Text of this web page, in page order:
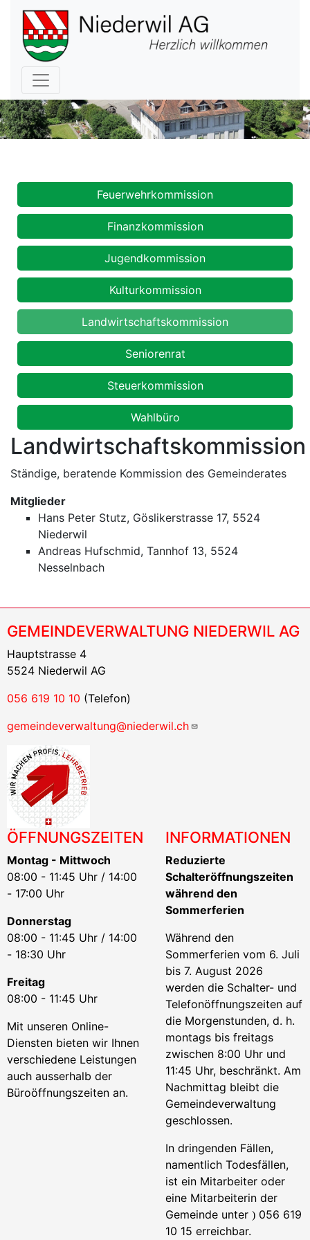
Hauptnavigation
Kommissionen
Feuerwehrkommission
Finanzkommission
Jugendkommission
Kulturkommission
Landwirtschaftskommission
Seniorenrat
Steuerkommission
Wahlbüro
Landwirtschaftskommission
Ständige, beratende Kommission des Gemeinderates
Mitglieder
Hans Peter Stutz, Göslikerstrasse 17, 5524
Niederwil
Andreas Hufschmid, Tannhof 13, 5524
Nesselnbach
GEMEINDEVERWALTUNG NIEDERWIL AG
Hauptstrasse 4
5524 Niederwil AG
056 619 10 10 (Telefon)
gemeindeverwaltung@niederwil.ch
ÖFFNUNGSZEITEN
Montag - Mittwoch
08:00 - 11:45 Uhr / 14:00
- 17:00 Uhr
Donnerstag
08:00 - 11:45 Uhr / 14:00
- 18:30 Uhr
Freitag
08:00 - 11:45 Uhr
Mit unseren Online-
Diensten bieten wir Ihnen
verschiedene Leistungen
auch ausserhalb der
Büroöffnungszeiten an.
INFORMATIONEN
Reduzierte
Schalteröffnungszeiten
während den
Sommerferien
Während den
Sommerferien vom 6. Juli
bis 7. August 2026
werden die Schalter- und
Telefonöffnungszeiten auf
die Morgenstunden, d. h.
montags bis freitags
zwischen 8:00 Uhr und
11:45 Uhr, beschränkt. Am
Nachmittag bleibt die
Gemeindeverwaltung
geschlossen.
In dringenden Fällen,
namentlich Todesfällen,
ist ein Mitarbeiter oder
eine Mitarbeiterin der
Gemeinde unter ) 056 619
10 15 erreichbar.